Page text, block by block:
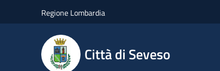
Regione Lombardia
Città di Seveso